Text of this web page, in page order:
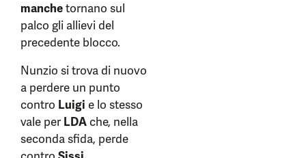
manchetornano sul
palco gli allievi del
precedente blocco.
Nunzio si trova di nuovo
a perdere un punto
contro Luigi e lo stesso
vale per LDAche, nella
seconda sfida, perde